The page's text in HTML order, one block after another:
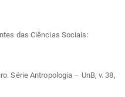
das Ciências Sociais:
Série Antropologia – UnB, v. 38,